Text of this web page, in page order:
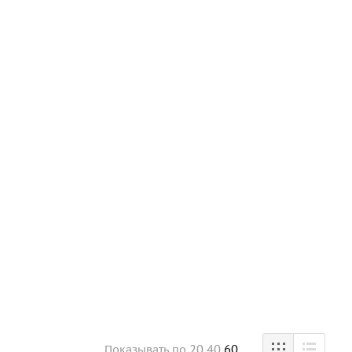
20 40 60